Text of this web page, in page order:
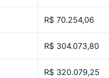
R$ 70.254,06
R$ 304.073,80
R$ 320.079,25